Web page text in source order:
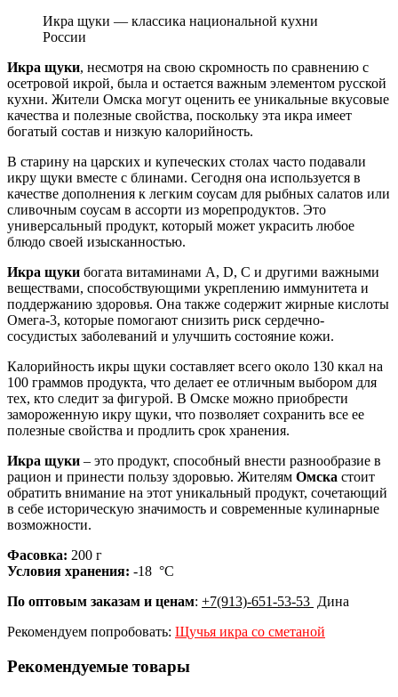
Икра щуки — классика национальной кухни
России
Икра щуки, несмотря на свою скромность по сравнению с
осетровой икрой, была и остается важным элементом русской
кухни. Жители Омска могут оценить ее уникальные вкусовые
качества и полезные свойства, поскольку эта икра имеет
богатый состав и низкую калорийность.
В старину на царских и купеческих столах часто подавали
икру щуки вместе с блинами. Сегодня она используется в
качестве дополнения к легким соусам для рыбных салатов или
сливочным соусам в ассорти из морепродуктов. Это
универсальный продукт, который может украсить любое
блюдо своей изысканностью.
Икра щуки богата витаминами А, D, C и другими важными
веществами, способствующими укреплению иммунитета и
поддержанию здоровья. Она также содержит жирные кислоты
Омега-3, которые помогают снизить риск сердечно-
сосудистых заболеваний и улучшить состояние кожи.
Калорийность икры щуки составляет всего около 130 ккал на
100 граммов продукта, что делает ее отличным выбором для
тех, кто следит за фигурой. В Омске можно приобрести
замороженную икру щуки, что позволяет сохранить все ее
полезные свойства и продлить срок хранения.
Икра щуки – это продукт, способный внести разнообразие в
рацион и принести пользу здоровью. Жителям Омска стоит
обратить внимание на этот уникальный продукт, сочетающий
в себе историческую значимость и современные кулинарные
возможности.
Фасовка: 200 г
Условия хранения: -18 °C
По оптовым заказам и ценам: +7(913)-651-53-53 Дина
Рекомендуем попробовать: Щучья икра со сметаной
Рекомендуемые товары